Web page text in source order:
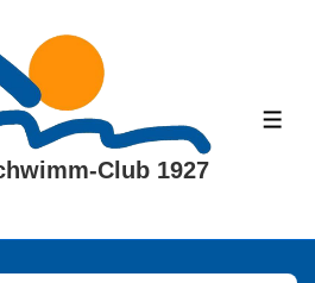
Club 1927